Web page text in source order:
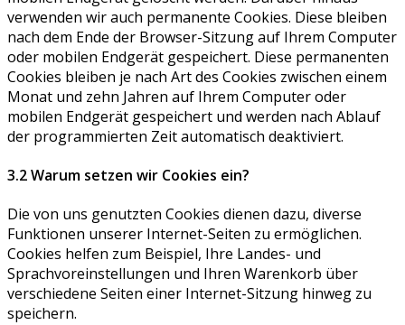
verwenden wir auch permanente Cookies. Diese bleiben
nach dem Ende der Browser-Sitzung auf Ihrem Computer
oder mobilen Endgerät gespeichert. Diese permanenten
Cookies bleiben je nach Art des Cookies zwischen einem
Monat und zehn Jahren auf Ihrem Computer oder
mobilen Endgerät gespeichert und werden nach Ablauf
der programmierten Zeit automatisch deaktiviert.
3.2 Warum setzen wir Cookies ein?
Die von uns genutzten Cookies dienen dazu, diverse
Funktionen unserer Internet-Seiten zu ermöglichen.
Cookies helfen zum Beispiel, Ihre Landes- und
Sprachvoreinstellungen und Ihren Warenkorb über
verschiedene Seiten einer Internet-Sitzung hinweg zu
speichern.